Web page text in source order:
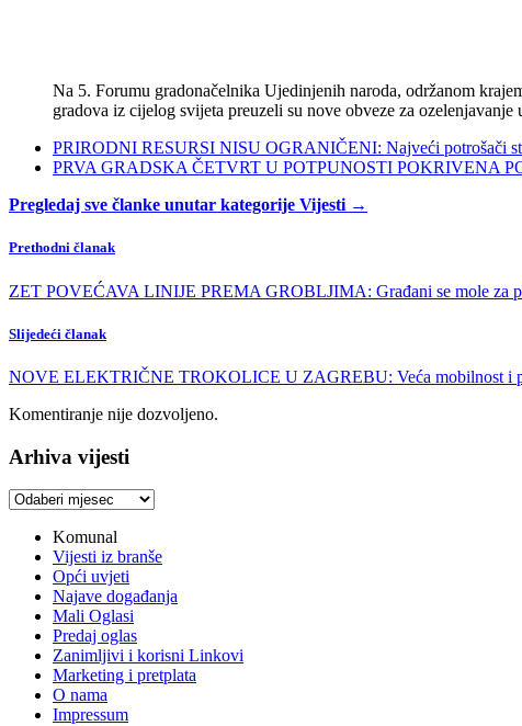
Na 5. Forumu gradonačelnika Ujedinjenih naroda, održanom
gradova iz cijelog svijeta preuzeli su nove obveze za ozelenjavanje
PRIRODNI RESURSI NISU OGRANIČENI: Najveći potrošači
PRVA GRADSKA ČETVRT U POTPUNOSTI POKRIVENA
Pregledaj sve članke unutar kategorije Vijesti →
Prethodni članak
ZET POVEĆAVA LINIJE PREMA GROBLJIMA: Građani se mole za
Slijedeći članak
NOVE ELEKTRIČNE TROKOLICE U ZAGREBU: Veća mobilnost i
Komentiranje nije dozvoljeno.
Arhiva vijesti
Arhiva
Komunal
Vijesti iz branše
Opći uvjeti
Najave događanja
Mali Oglasi
Predaj oglas
Zanimljivi i korisni Linkovi
Marketing i pretplata
O nama
Impressum